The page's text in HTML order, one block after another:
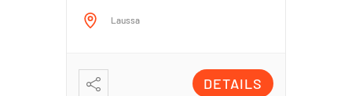
Laussa
DETAILS